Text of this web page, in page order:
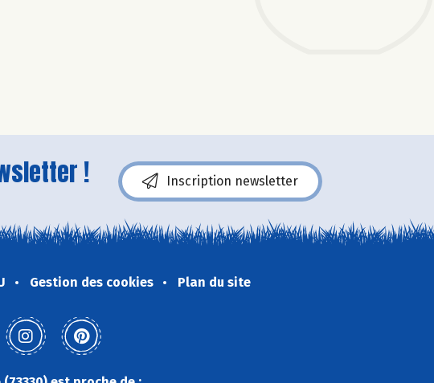
! Inscription newsletter
Gestion des cookies Plan du site